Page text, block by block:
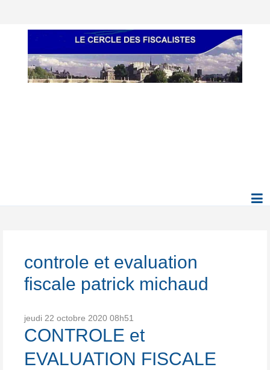
controle et evaluation
fiscale patrick michaud
jeudi 22 octobre 2020 08h51
CONTROLE et
EVALUATION FISCALE